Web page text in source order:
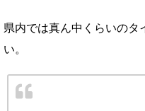
県内では真ん中くらいのタ
い。